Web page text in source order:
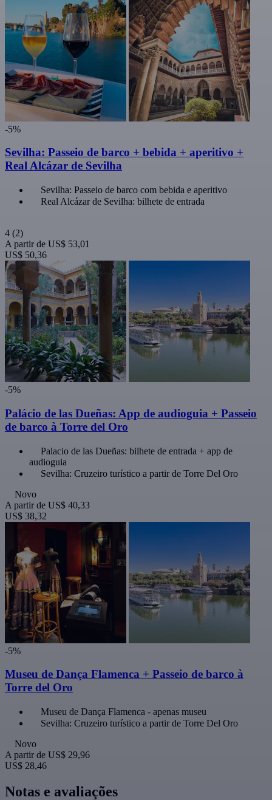
-5%
Sevilha: Passeio de barco + bebida + aperitivo +
Real Alcázar de Sevilha
Sevilha: Passeio de barco com bebida e aperitivo
Real Alcázar de Sevilha: bilhete de entrada
4 (2)
A partir de US$ 53,01
US$ 50,36
-5%
Palácio de las Dueñas: App de audioguia + Passeio
de barco à Torre del Oro
Palacio de las Dueñas: bilhete de entrada + app de
audioguia
Sevilha: Cruzeiro turístico a partir de Torre Del Oro
Novo
A partir de US$ 40,33
US$ 38,32
-5%
Museu de Dança Flamenca + Passeio de barco à
Torre del Oro
Museu de Dança Flamenca - apenas museu
Sevilha: Cruzeiro turístico a partir de Torre Del Oro
Novo
A partir de US$ 29,96
US$ 28,46
Notas e avaliações